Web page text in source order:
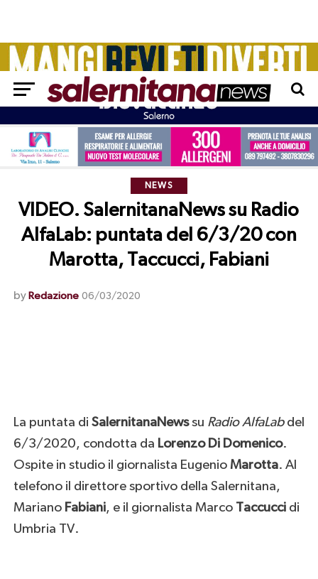
NEWS
VIDEO. SalernitanaNews su Radio
AlfaLab: puntata del 6/3/20 con
Marotta, Taccucci, Fabiani
by Redazione 06/03/2020
La puntata di SalernitanaNewssu Radio AlfaLabdel
6/3/2020, condotta da Lorenzo Di Domenico.
Ospite in studio il giornalista Eugenio Marotta. Al
telefono il direttore sportivo della Salernitana,
Mariano Fabiani, e il giornalista Marco Taccuccidi
Umbria TV.